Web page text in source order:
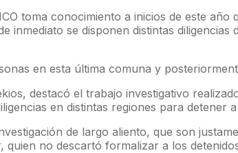
toma conocimiento a inicios de este
se disponen distintas
en esta última comuna y
destacó el trabajo investigativo
en distintas regiones para detener
de largo aliento, que son
quien no descartó formalizar a los